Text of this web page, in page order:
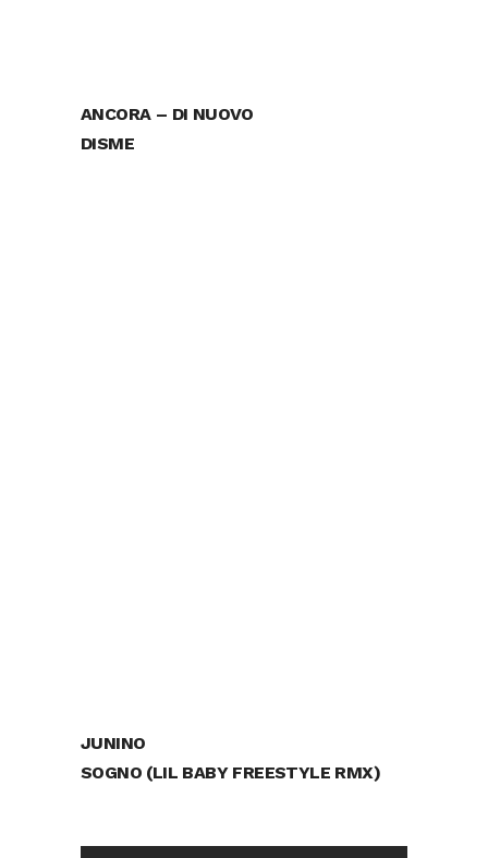
ANCORA – DI NUOVO
DISME
JUNINO
SOGNO (LIL BABY FREESTYLE RMX)